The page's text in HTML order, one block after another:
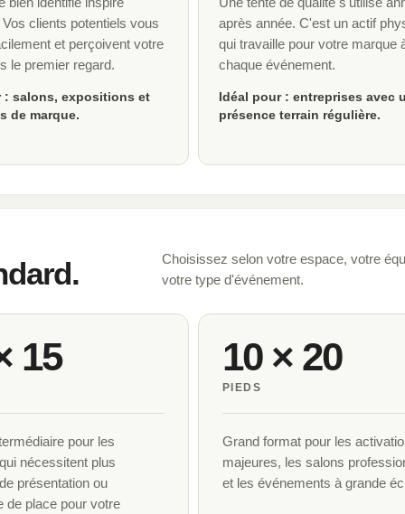
clients potentiels vous
et perçoivent votre
le premier regard.
: salons, expositions et
de marque.
après année. C'est un actif
qui travaille pour votre marque
chaque événement.
Idéal pour : entreprises avec
présence terrain régulière.
Choisissez selon votre espace, votre
votre type d'événement.
15
pour les
nécessitent plus
présentation ou
de place pour votre
10 × 20
PIEDS
Grand format pour les
majeures, les salons
et les événements à grande